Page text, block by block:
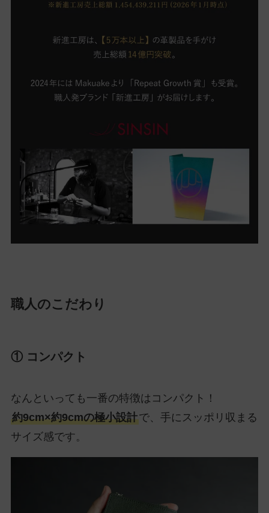
職人のこだわり
① コンパクト
なんといっても一番の特徴はコンパクト！
約9cm×約9cmの極小設計で、手にスッポリ収まる
サイズ感です。